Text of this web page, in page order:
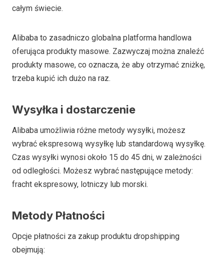
całym świecie.
Alibaba to zasadniczo globalna platforma handlowa
oferująca produkty masowe. Zazwyczaj można znaleźć
produkty masowe, co oznacza, że aby otrzymać zniżkę,
trzeba kupić ich dużo na raz.
Wysyłka i dostarczenie
Alibaba umożliwia różne metody wysyłki, możesz
wybrać ekspresową wysyłkę lub standardową wysyłkę.
Czas wysyłki wynosi około 15 do 45 dni, w zależności
od odległości. Możesz wybrać następujące metody:
fracht ekspresowy, lotniczy lub morski.
Metody Płatności
Opcje płatności za zakup produktu dropshipping
obejmują: